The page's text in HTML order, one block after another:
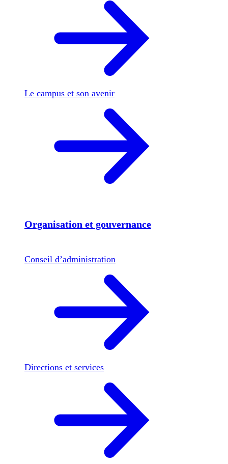
Le campus et son avenir
Organisation et gouvernance
Conseil d’administration
Directions et services